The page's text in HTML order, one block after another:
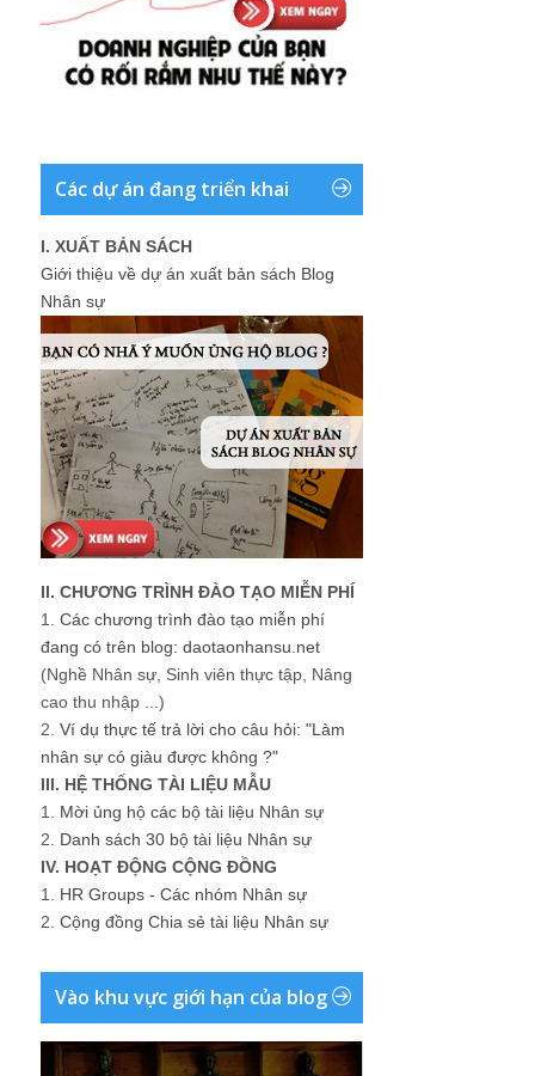
Các dự án đang triển khai
I. XUẤT BẢN SÁCH
Giới thiệu về dự án xuất bản sách Blog
Nhân sự
II. CHƯƠNG TRÌNH ĐÀO TẠO MIỄN PHÍ
1. Các chương trình đào tạo miễn phí
đang có trên blog: daotaonhansu.net
(Nghề Nhân sự, Sinh viên thực tập, Nâng
cao thu nhập ...)
2. Ví dụ thực tế trả lời cho câu hỏi: "Làm
nhân sự có giàu được không ?"
III. HỆ THỐNG TÀI LIỆU MẪU
1. Mời ủng hộ các bộ tài liệu Nhân sự
2. Danh sách 30 bộ tài liệu Nhân sự
IV. HOẠT ĐỘNG CỘNG ĐỒNG
1. HR Groups - Các nhóm Nhân sự
2. Cộng đồng Chia sẻ tài liệu Nhân sự
Vào khu vực giới hạn của blog